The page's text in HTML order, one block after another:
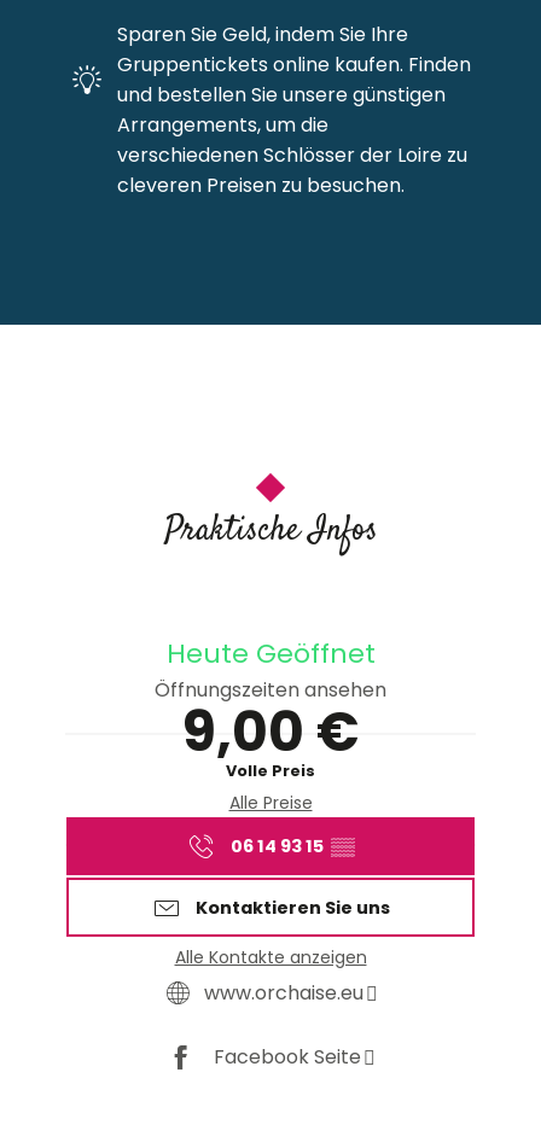
Sparen Sie Geld, indem Sie Ihre
Gruppentickets online kaufen. Finden
und bestellen Sie unsere günstigen
Arrangements, um die
verschiedenen Schlösser der Loire zu
cleveren Preisen zu besuchen.
Praktische Infos
Heute Geöffnet
Öffnungszeiten ansehen
9,00 €
Volle Preis
Alle Preise
06 14 93 15 ▒▒
Kontaktieren Sie uns
Alle Kontakte anzeigen
www.orchaise.eu
Facebook Seite